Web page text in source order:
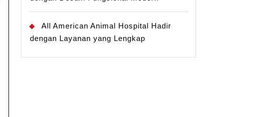
All American Animal Hospital Hadir
dengan Layanan yang Lengkap